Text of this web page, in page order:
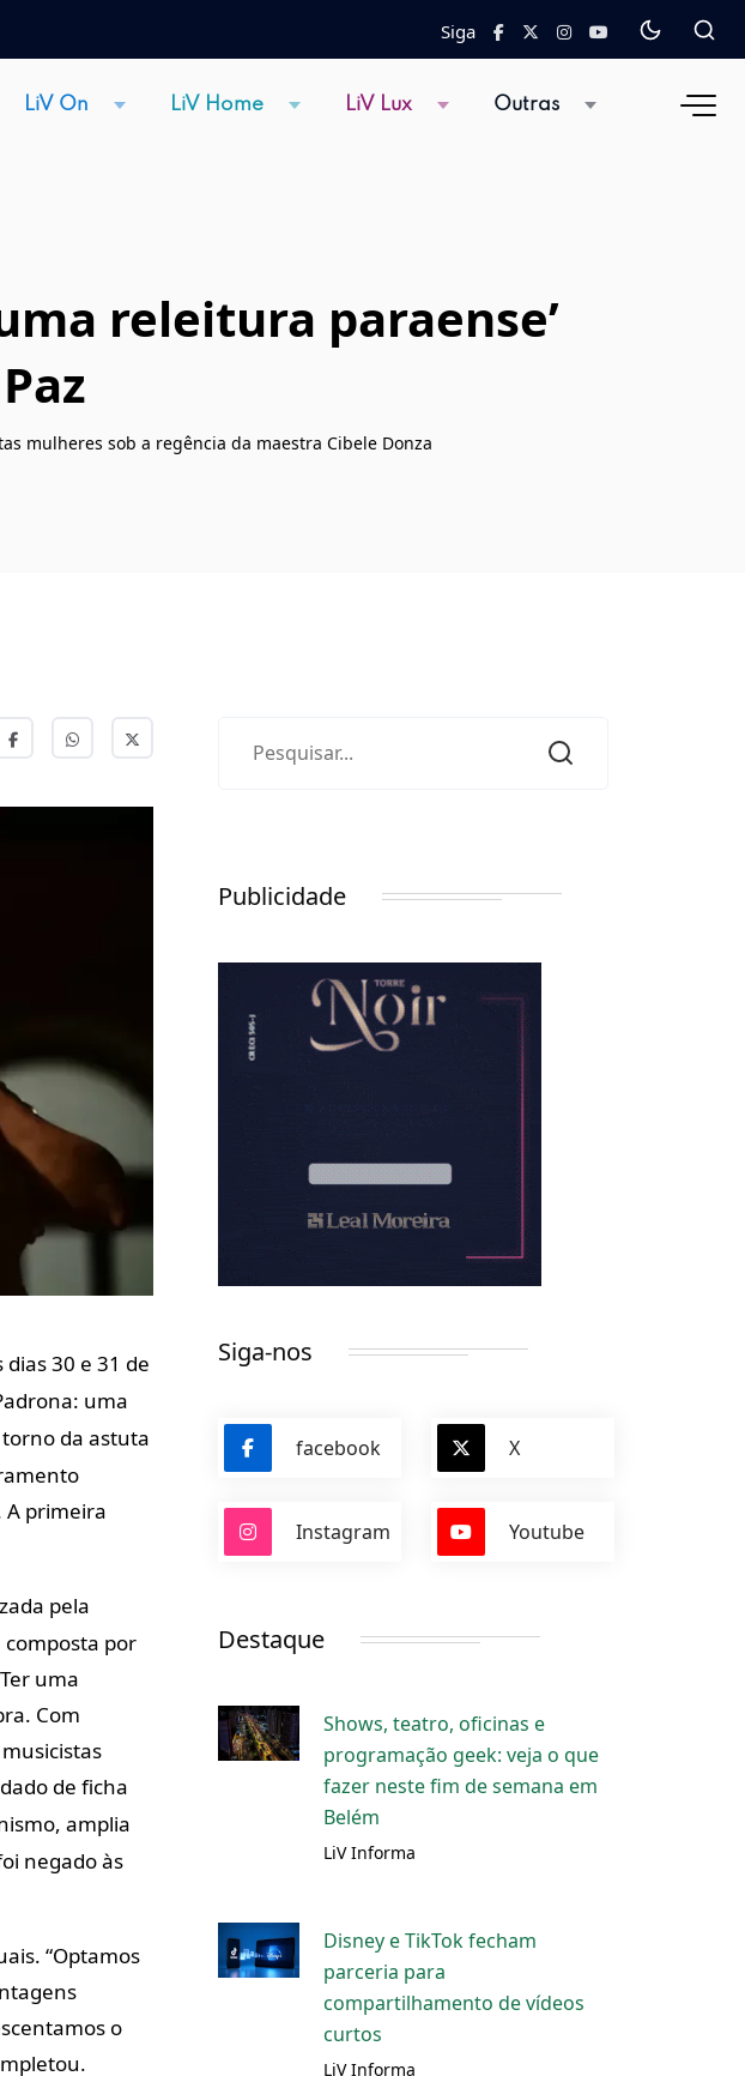
Siga
LiV On LiV Home LiV Lux Outras
releitura paraense’
mulheres sob a regência da maestra Cibele Donza
30 e 31 de
uma
da astuta
A primeira
pela
por
uma
Com
de ficha
amplia
negado às
“Optamos
o
Publicidade
Siga-nos
facebook X
Instagram Youtube
Destaque
Shows, teatro, oficinas e
programação geek: veja o que
fazer neste fim de semana em
Belém
LiV Informa
Disney e TikTok fecham
parceria para
compartilhamento de vídeos
curtos
LiV Informa